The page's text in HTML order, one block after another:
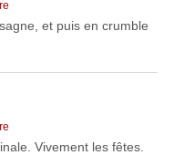
et puis en crumble
Vivement les fêtes.